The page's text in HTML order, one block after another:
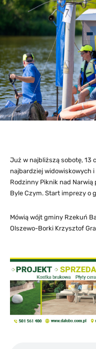
Już w najbliższą sobotę, 13
najbardziej widowiskowych
Rodzinny Piknik nad Narwią
Byle Czym. Start imprezy o
Mówią wójt gminy Rzekuń
Olszewo-Borki Krzysztof